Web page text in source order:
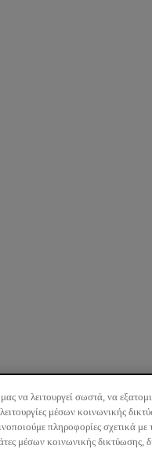
να λειτουργεί σωστά, να
μέσων κοινωνικής
πληροφορίες σχετικά με
μέσων κοινωνικής δικτύωσης,